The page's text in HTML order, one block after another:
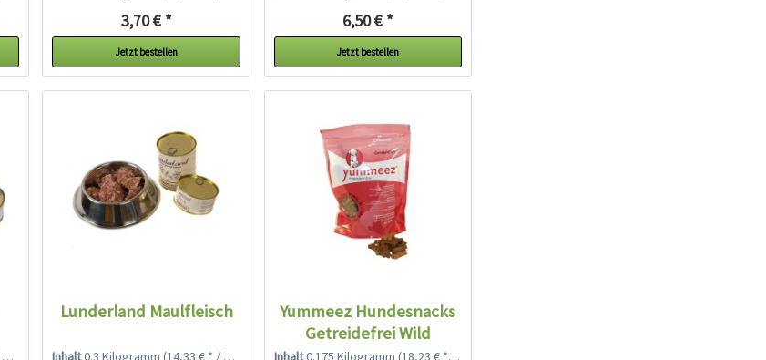
3,70 € *
Jetzt bestellen
6,50 € *
Jetzt bestellen
Lunderland Maulfleisch
Inhalt0.3 Kilogramm(14,33 € * / 1 Kilogramm)
Yummeez Hundesnacks
Getreidefrei Wild
Inhalt0.175 Kilogramm (18,23 € * / 1 Kilogramm)